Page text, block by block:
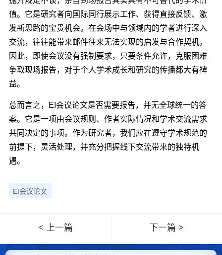
值。它是研究者向国际同行展示工作、获得直接反馈、激
发新思路的宝贵机会。在会场中与领域内的学者进行深入
交流，往往能带来邮件往来无法实现的启发与合作契机。
因此，即使会议没有强制要求，只要条件允许，克服困难
争取现场报告，对于个人学术成长和研究的传播都大有裨
益。
总而言之，EI会议论文是否需要报告，并无全球统一的答
案。它是一项由会议规则、作者实际情况和学术交流需求
共同决定的事项。作为研究者，我们应在遵守学术规范的
前提下，灵活处理，并充分把握线下交流带来的独特机
遇。
EI会议论文
< 上一篇 下一篇 >